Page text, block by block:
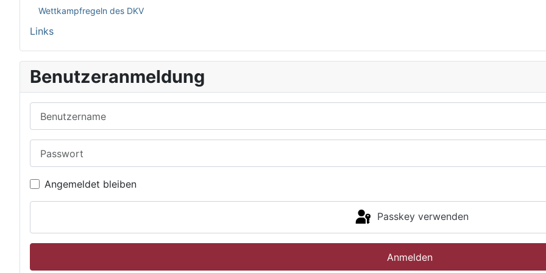
Wettkampfregeln des DKV
Links
Benutzeranmeldung
Angemeldet bleiben
Passkey verwenden
Anmelden